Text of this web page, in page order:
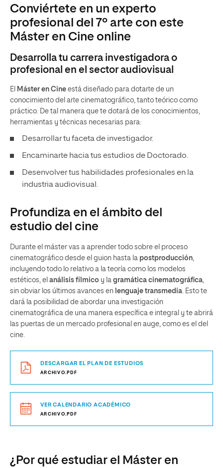
Conviértete en un experto
profesional del 7º arte con este
Máster en Cine online
Desarrolla tu carrera investigadora o
profesional en el sector audiovisual
El Máster en Cine está diseñado para dotarte de un
conocimiento del arte cinematográfico, tanto teórico como
práctico. De tal manera que te dotará de los conocimientos,
herramientas y técnicas necesarias para:
Desarrollar tu faceta de investigador.
Encaminarte hacia tus estudios de Doctorado.
Desenvolver tus habilidades profesionales en la
industria audiovisual.
Profundiza en el ámbito del
estudio del cine
Durante el máster vas a aprender todo sobre el proceso
cinematográfico desde el guion hasta la postproducción,
incluyendo todo lo relativo a la teoría como los modelos
estéticos, el análisis fílmico y la gramática cinematográfica,
sin obviar los últimos avances en lenguaje transmedia. Esto te
dará la posibilidad de abordar una investigación
cinematográfica de una manera específica e integral y te abrirá
las puertas de un mercado profesional en auge, como es el del
cine.
DESCARGAR EL PLAN DE ESTUDIOS
ARCHIVO.PDF
VER CALENDARIO ACADÉMICO
ARCHIVO.PDF
¿Por qué estudiar el Máster en